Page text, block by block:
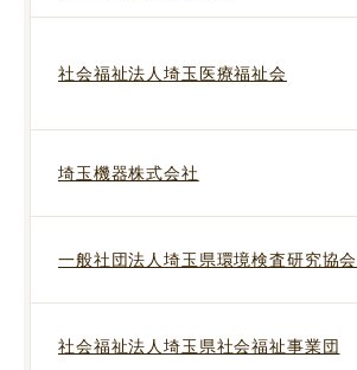
社会福祉法人埼玉医療福祉会
埼玉機器株式会社
一般社団法人埼玉県環境検査研究協会
社会福祉法人埼玉県社会福祉事業団